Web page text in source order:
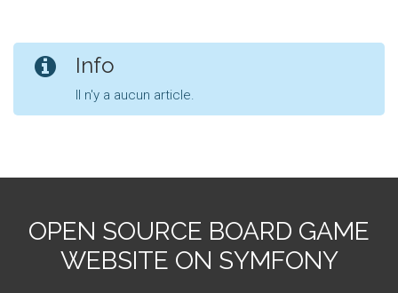
Info
Il n'y a aucun article.
OPEN SOURCE BOARD GAME
WEBSITE ON SYMFONY